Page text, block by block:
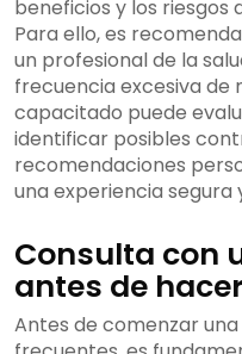
beneficios y los riesgos
Para ello, es
un profesional de la
frecuencia excesiva de
capacitado puede
identificar posibles
recomendaciones
una experiencia segura
Consulta con
antes de
Antes de comenzar